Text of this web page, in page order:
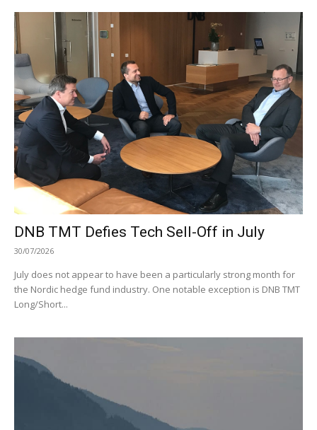
DNB TMT Defies Tech Sell-Off in July
30/07/2026
July does not appear to have been a particularly strong month for
the Nordic hedge fund industry. One notable exception is DNB TMT
Long/Short...